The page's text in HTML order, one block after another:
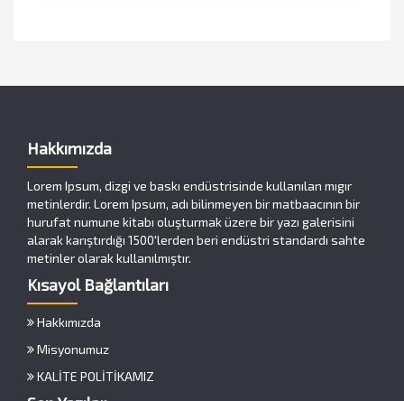
Hakkımızda
Lorem Ipsum, dizgi ve baskı endüstrisinde kullanılan mıgır
metinlerdir. Lorem Ipsum, adı bilinmeyen bir matbaacının bir
hurufat numune kitabı oluşturmak üzere bir yazı galerisini
alarak karıştırdığı 1500'lerden beri endüstri standardı sahte
metinler olarak kullanılmıştır.
Kısayol Bağlantıları
Hakkımızda
Misyonumuz
KALİTE POLİTİKAMIZ